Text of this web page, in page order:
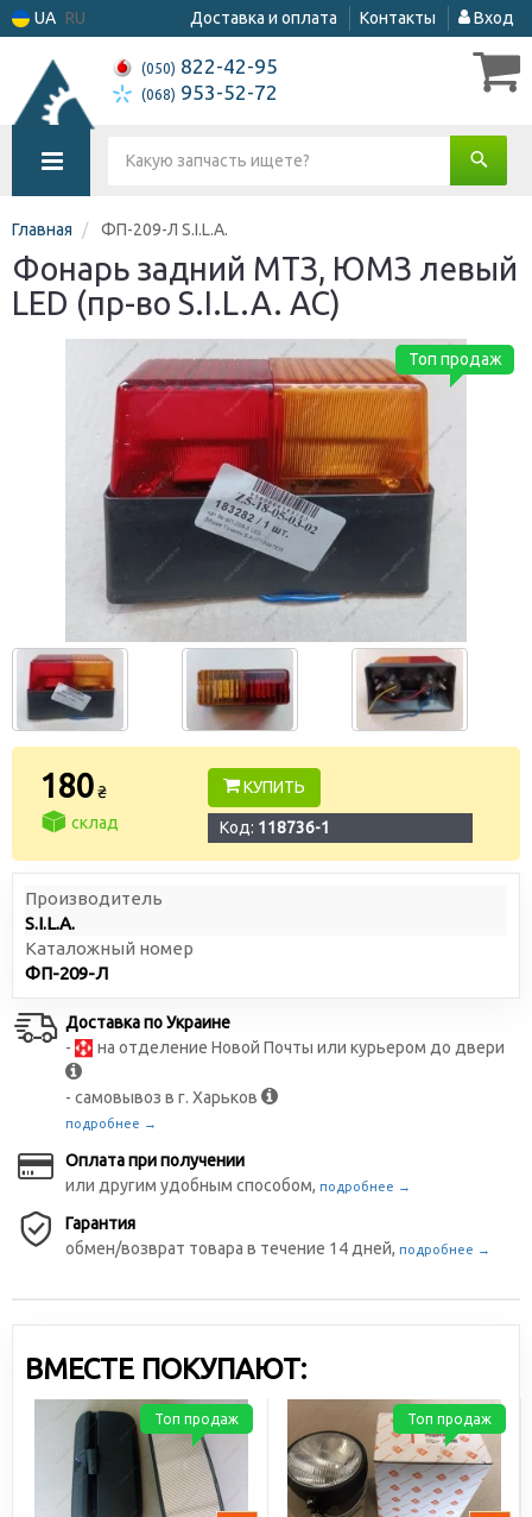
UA RU Доставка и оплата Контакты Вход
(050) 822-42-95
(068) 953-52-72
Главная ФП-209-Л S.I.L.A.
Фонарь задний МТЗ, ЮМЗ левый
LED (пр-во S.I.L.A. AC)
Топ продаж
180₴
склад
КУПИТЬ
Код: 118736-1
Производитель
S.I.L.A.
Каталожный номер
ФП-209-Л
Доставка по Украине
-
на отделение Новой Почты или курьером до двери
- самовывоз в г. Харьков
подробнее →
Оплата при получении
или другим удобным способом, подробнее →
Гарантия
обмен/возврат товара в течение 14 дней, подробнее →
ВМЕСТЕ ПОКУПАЮТ:
Топ продаж Топ продаж